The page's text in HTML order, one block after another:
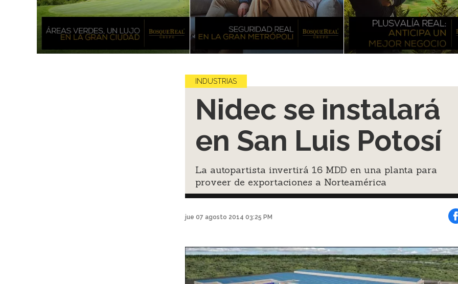
INDUSTRIAS
Nidec se instalará
en San Luis Potosí
La autopartista invertirá 16 MDD en una planta para
proveer de exportaciones a Norteamérica
jue 07 agosto 2014 03:25 PM